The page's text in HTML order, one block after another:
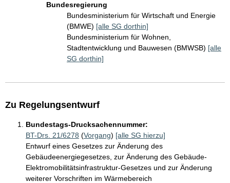
Bundesregierung
Bundesministerium für Wirtschaft und Energie
(BMWE) [alle SG dorthin]
Bundesministerium für Wohnen,
Stadtentwicklung und Bauwesen (BMWSB) [alle
SG dorthin]
Zu Regelungsentwurf
Bundestags-Drucksachennummer:
BT-Drs. 21/6278 (Vorgang) [alle SG hierzu]
Entwurf eines Gesetzes zur Änderung des
Gebäudeenergiegesetzes, zur Änderung des Gebäude-
Elektromobilitätsinfrastruktur-Gesetzes und zur Änderung
weiterer Vorschriften im Wärmebereich